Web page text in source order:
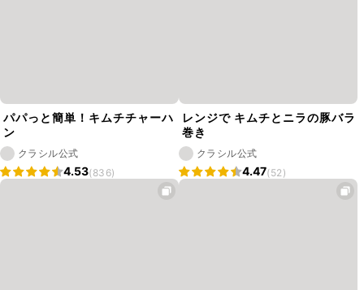
パパっと簡単！キムチチャーハ
ン
クラシル公式
4.53(836)
レンジで キムチとニラの豚バラ
巻き
クラシル公式
4.47(52)